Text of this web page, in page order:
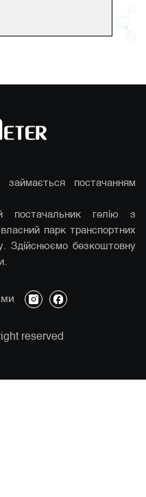
постачанням
постачальник гелію з
парк транспортних
Здійснюємо безкоштовну
instagramfacebook
reserved